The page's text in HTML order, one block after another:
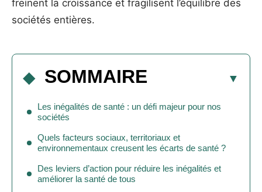
freinent la croissance et fragilisent l’équilibre des
sociétés entières.
SOMMAIRE
Les inégalités de santé : un défi majeur pour nos
sociétés
Quels facteurs sociaux, territoriaux et
environnementaux creusent les écarts de santé ?
Des leviers d’action pour réduire les inégalités et
améliorer la santé de tous